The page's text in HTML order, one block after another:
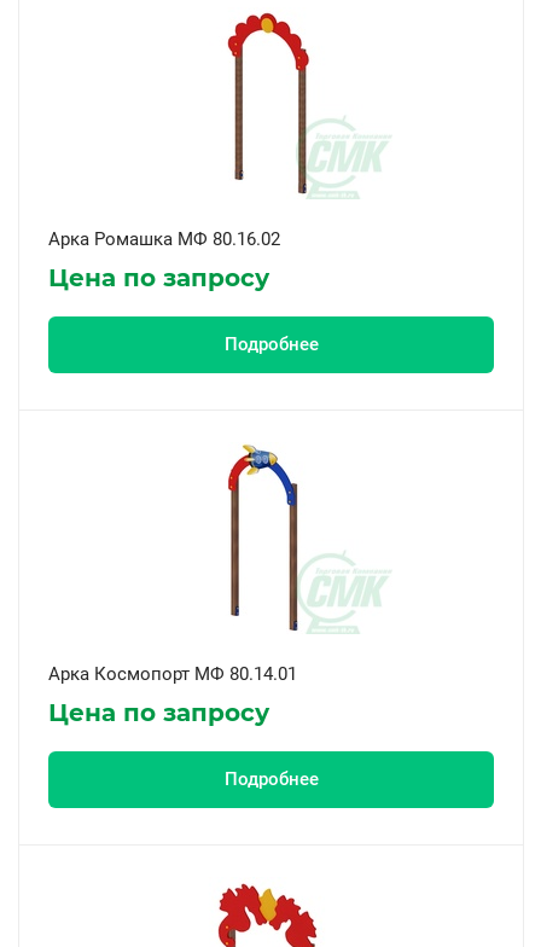
Арка Ромашка МФ 80.16.02
Цена по запросу
Подробнее
Арка Космопорт МФ 80.14.01
Цена по запросу
Подробнее